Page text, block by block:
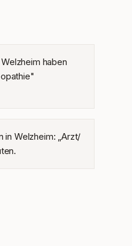
haben
in Welzheim: „Arzt/